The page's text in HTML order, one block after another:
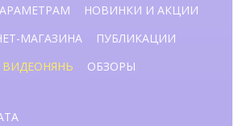
НОВИНКИ И АКЦИИ
МАГАЗИНА
ПУБЛИКАЦИИ
ОБЗОРЫ